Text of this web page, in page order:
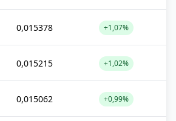
0,015378 +1,07%
0,015215 +1,02%
0,015062 +0,99%